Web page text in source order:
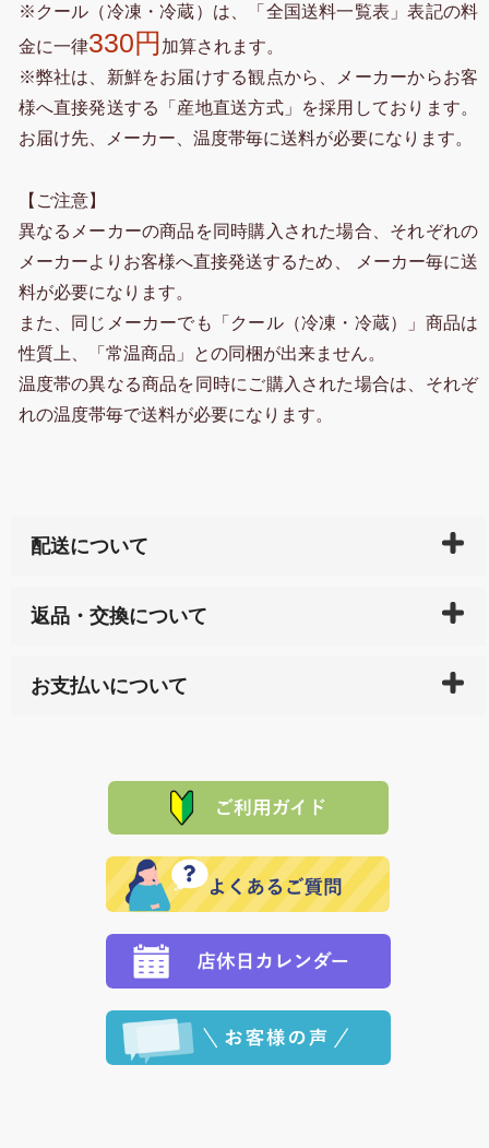
※クール（冷凍・冷蔵）は、「全国送料一覧表」表記の料
金に一律330円 加算されます。
※弊社は、新鮮をお届けする観点から、メーカーからお客
様へ直接発送する「産地直送方式」を採用しております。
お届け先、メーカー、温度帯毎に送料が必要になります。
【ご注意】
異なるメーカーの商品を同時購入された場合、それぞれの
メーカーよりお客様へ直接発送するため、 メーカー毎に送
料が必要になります。
また、同じメーカーでも「クール（冷凍・冷蔵）」商品は
性質上、「常温商品」との同梱が出来ません。
温度帯の異なる商品を同時にご購入された場合は、それぞ
れの温度帯毎で送料が必要になります。
配送について
天ペイ」の方はご注文受付後）、 長崎県下全域に点在
サイト内で購入された商品の送料は、こちらの
全国送
れの生産メーカーからお客様の元へ直送いたしますの
で、 それぞれ個別に送料が必要になります。
返品・交換について
または配送途中の 事故などで不都合が生じている場合
品代金を返金いたします。）
その際は誠に申し訳ありませんが、当協会までご注文
願いいたします。
お支払いについて
た場合、お客様からの ご入金を確認した後で、商品を
※「クレジットカード」「PayPay」「楽天ペイ」を指
定された場合は、準備出来次第の便にてお送りいたし
ます。 （到着日指定をされている場合は、ご指定の日
程に合わせてお届けいたします。）